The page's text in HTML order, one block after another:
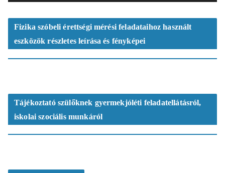
ó
Fizika szóbeli érettségi mérési feladataihoz használt
eszközök részletes leírása és fényképei
Tájékoztató szülőknek gyermekjóléti feladatellátásról,
iskolai szociális munkáról